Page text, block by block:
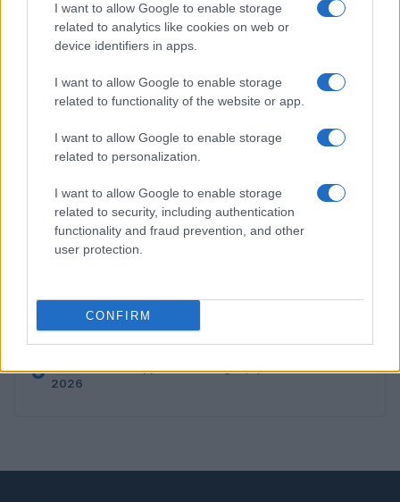
I want to allow Google to enable storage
related to analytics like cookies on web or
device identifiers in apps.
I want to allow Google to enable storage
related to functionality of the website or app.
I want to allow Google to enable storage
related to personalization.
I want to allow Google to enable storage
related to security, including authentication
functionality and fraud prevention, and other
user protection.
CONFIRM
Lavoro digitale: il governo introduce nuove regole per
proteggere i lavoratori delle piattaforme
Andrea Innocenti · 3 Ago 2026
C’è posta per te, stasera 25 gennaio: gli ospiti e le
Controlli nel settore turistico-alberghiero: dati
allarmanti su lavoro e sicurezza
Ignazio La Russa lancia l’ipotesi Meloni al Quirinale: le
reazioni
5 Anac: boom di appalti sotto soglia, 1,5 miliardi nel
2026